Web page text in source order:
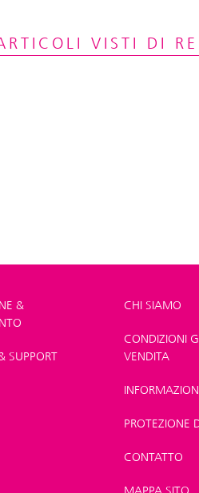
VISTI DI
&
SUPPORT
CHI SIAMO
CONDIZIONI
VENDITA
PROTEZIONE
CONTATTO